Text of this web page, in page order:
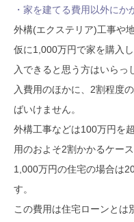
・家を建てる費用以外にか
外構(エクステリア)工事や
仮に1,000万円で家を購入
入できると思う方はいら
入費用のほかに、2割程度
ばいけません。
外構工事などは100万円を
用のおよそ2割かかるケー
1,000万円の住宅の場合は
す。
この費用は住宅ローンとは